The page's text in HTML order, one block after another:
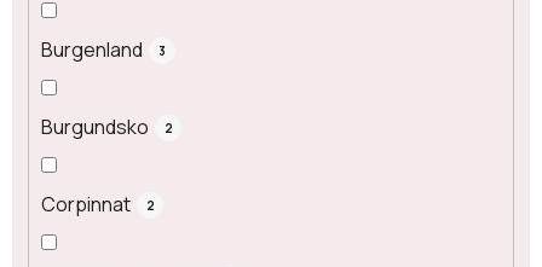
Burgenland 3
Burgundsko 2
Corpinnat 2